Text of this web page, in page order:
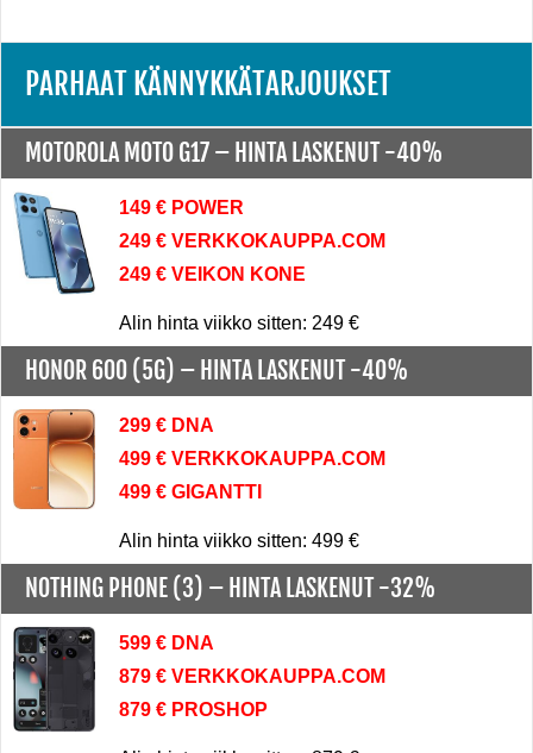
PARHAAT KÄNNYKKÄTARJOUKSET
MOTOROLA MOTO G17 – HINTA LASKENUT -40%
149 € POWER
249 € VERKKOKAUPPA.COM
249 € VEIKON KONE
Alin hinta viikko sitten: 249 €
HONOR 600 (5G) – HINTA LASKENUT -40%
299 € DNA
499 € VERKKOKAUPPA.COM
499 € GIGANTTI
Alin hinta viikko sitten: 499 €
NOTHING PHONE (3) – HINTA LASKENUT -32%
599 € DNA
879 € VERKKOKAUPPA.COM
879 € PROSHOP